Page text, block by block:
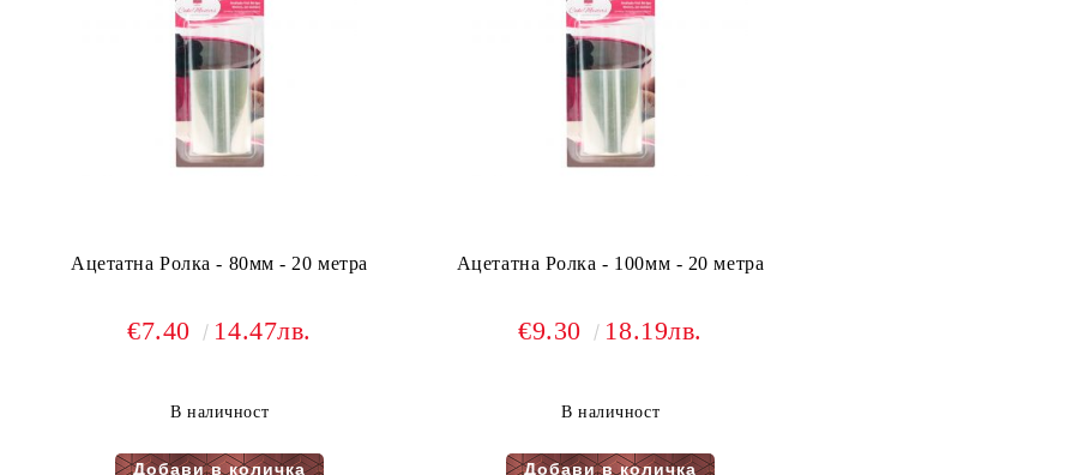
Ацетатна Ролка - 80мм - 20 метра
€7.40 14.47лв.
В наличност
Ацетатна Ролка - 100мм - 20 метра
€9.30 18.19лв.
В наличност